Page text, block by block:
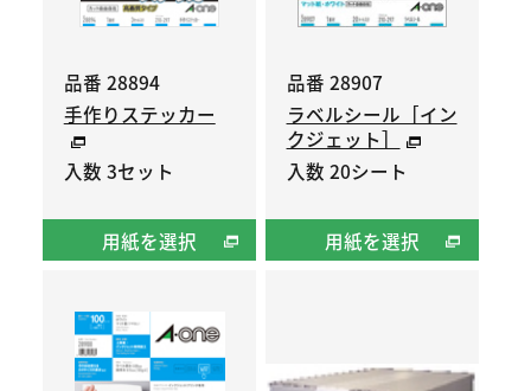
品番 28894
手作りステッカー
入数 3セット
用紙を選択
品番 28907
ラベルシール［イン
クジェット］
入数 20シート
用紙を選択